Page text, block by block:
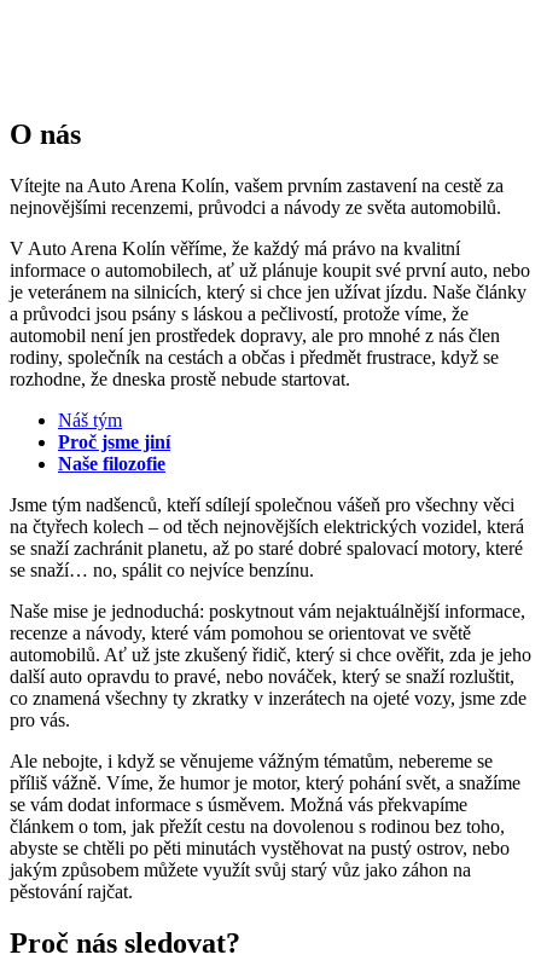
O nás
Vítejte na Auto Arena Kolín, vašem prvním zastavení na cestě za
nejnovějšími recenzemi, průvodci a návody ze světa automobilů.
V Auto Arena Kolín věříme, že každý má právo na kvalitní
informace o automobilech, ať už plánuje koupit své první auto, nebo
je veteránem na silnicích, který si chce jen užívat jízdu. Naše články
a průvodci jsou psány s láskou a pečlivostí, protože víme, že
automobil není jen prostředek dopravy, ale pro mnohé z nás člen
rodiny, společník na cestách a občas i předmět frustrace, když se
rozhodne, že dneska prostě nebude startovat.
Náš tým
Proč jsme jiní
Naše filozofie
Jsme tým nadšenců, kteří sdílejí společnou vášeň pro všechny věci
na čtyřech kolech – od těch nejnovějších elektrických vozidel, která
se snaží zachránit planetu, až po staré dobré spalovací motory, které
se snaží… no, spálit co nejvíce benzínu.
Naše mise je jednoduchá: poskytnout vám nejaktuálnější informace,
recenze a návody, které vám pomohou se orientovat ve světě
automobilů. Ať už jste zkušený řidič, který si chce ověřit, zda je jeho
další auto opravdu to pravé, nebo nováček, který se snaží rozluštit,
co znamená všechny ty zkratky v inzerátech na ojeté vozy, jsme zde
pro vás.
Ale nebojte, i když se věnujeme vážným tématům, nebereme se
příliš vážně. Víme, že humor je motor, který pohání svět, a snažíme
se vám dodat informace s úsměvem. Možná vás překvapíme
článkem o tom, jak přežít cestu na dovolenou s rodinou bez toho,
abyste se chtěli po pěti minutách vystěhovat na pustý ostrov, nebo
jakým způsobem můžete využít svůj starý vůz jako záhon na
pěstování rajčat.
Proč nás sledovat?